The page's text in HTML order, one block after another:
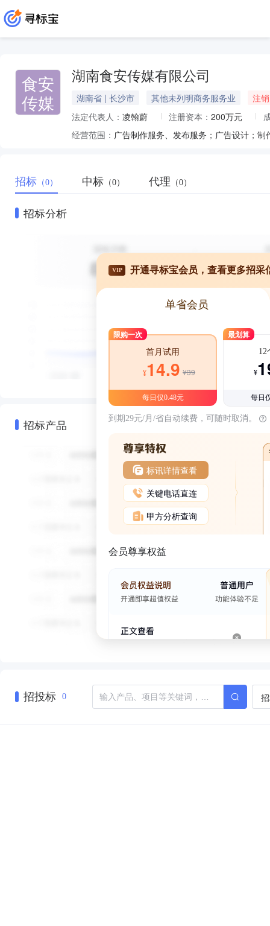
食安
传媒
湖南食安传媒有限公司
湖南省 | 长沙市 其他未列明商务服务业
注销
法定代表人： 凌翰蔚 注册资本： 200万元
经营范围：
招标 （0） 中标 （0） 代理 （0）
招标分析
招标产品
VIP 开通寻标宝会员，查看更多招采
单省会员
限购一次
首月试用
¥14.9 ¥39
每日仅0.48元
最划算
12
¥
每日
到期29元/月/省自动续费，可随时取消。
标讯详情查看
关键电话直连
甲方分析查询
会员尊享权益
招投标 0